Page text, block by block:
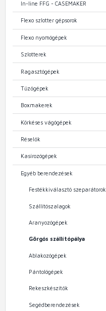
In-line FFG - CASEMAKER
Flexo szlotter gépsorok
Flexo nyomógépek
Szlotterek
Ragasztógépek
Tűzőgépek
Boxmakerek
Körkéses vágógépek
Réselők
Kasírozógépek
Egyéb berendezések
Festékkiválasztó szeparátorok
Szállítószalagok
Aranyozógépek
Görgős szállítópálya
Ablakozógépek
Pántológépek
Rekeszkészítők
Segédberendezések